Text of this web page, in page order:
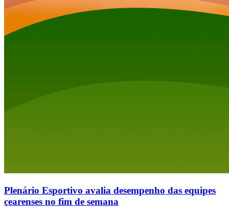
Plenário Esportivo avalia desempenho das equipes
cearenses no fim de semana